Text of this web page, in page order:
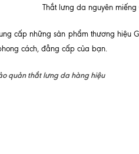
Thắt lưng da nguyên miếng
cấp những sản phẩm thương hiệu
cách, đẳng cấp của bạn.
quản thắt lưng da hàng hiệu